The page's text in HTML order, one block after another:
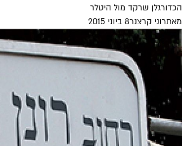
הכדורגלן שרקד מול היטלר
מאתרוני קרצנר8 ביוני 2015